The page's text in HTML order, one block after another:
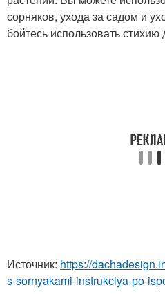
сорняков, ухода за садом и
бойтесь использовать
Источник: https://
s-sornyakami-instrukciya-po-